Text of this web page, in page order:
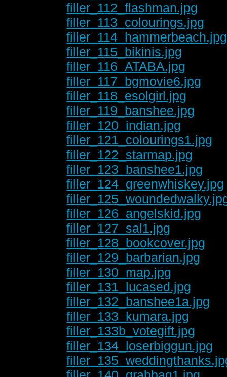
filler_112_flashman.jpg
filler_113_colourings.jpg
filler_114_hammerbeach.jpg
filler_115_bikinis.jpg
filler_116_ATABA.jpg
filler_117_bgmovie6.jpg
filler_118_esolgirl.jpg
filler_119_banshee.jpg
filler_120_indian.jpg
filler_121_colourings1.jpg
filler_122_starmap.jpg
filler_123_banshee1.jpg
filler_124_greenwhiskey.jpg
filler_126_angelskid.jpg
filler_127_sal1.jpg
filler_128_bookcover.jpg
filler_129_barbarian.jpg
filler_130_map.jpg
filler_131_lucased.jpg
filler_132_banshee1a.jpg
filler_133_kumara.jpg
filler_133b_votegift.jpg
filler_134_loserbiggun.jpg